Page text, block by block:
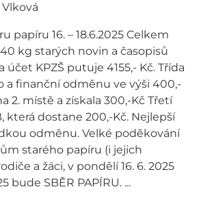
Vlková
papíru 16. – 18.6.2025 Celkem
kg starých novin a časopisů
účet KPZŠ putuje 4155,- Kč. Třída
a finanční odměnu ve výši 400,-
2. místě a získala 300,-Kč Třetí
která dostane 200,-Kč. Nejlepší
odměnu. Velké poděkování
starého papíru (i jejich
a žáci, v pondělí 16. 6. 2025
bude SBĚR PAPÍRU. ...